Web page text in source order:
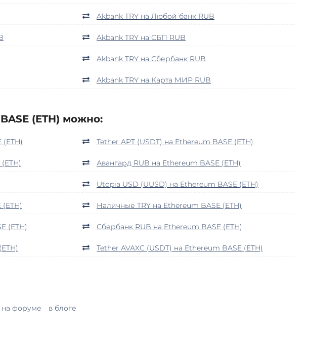
Akbank TRY на Любой банк RUB
Akbank TRY на СБП RUB
Akbank TRY на Сбербанк RUB
Akbank TRY на Карта МИР RUB
(ETH) можно:
Tether APT (USDT) на Ethereum BASE (ETH)
Авангард RUB на Ethereum BASE (ETH)
Utopia USD (UUSD) на Ethereum BASE (ETH)
Наличные TRY на Ethereum BASE (ETH)
(ETH) Сбербанк RUB на Ethereum BASE (ETH)
Tether AVAXC (USDT) на Ethereum BASE (ETH)
на форуме в блоге